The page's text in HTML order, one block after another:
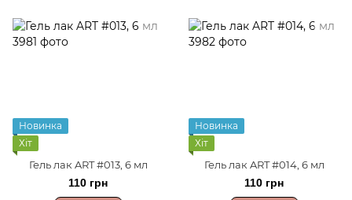
Новинка
Хіт
Гель лак ART #013, 6 мл
110 грн
Новинка
Хіт
Гель лак ART #014, 6 мл
110 грн